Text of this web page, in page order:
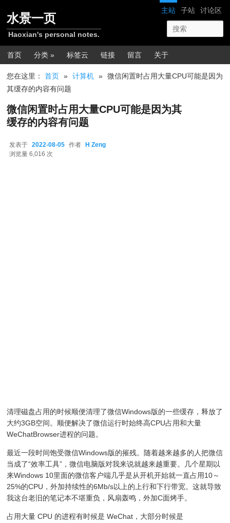
网站导航
主站 子站 讨论区
水景一页
Haoxian's personal notes.
主菜单
首页 分类 » 标签云 链接 留言 关于
您在这里：首页 » 计算机 » 微信闲置时占用大量CPU可能是因为
其缓存的内容有问题
微信闲置时占用大量CPU可能是因为其
缓存的内容有问题
发表于 2022-08-05 作者 H Zeng
浏览量 6,016 次
清理磁盘占用的时候顺便清理了微信Windows版的一些缓存，释放了
大约3GB空间。顺便解决了微信运行时始终高CPU占用和大量
WeChatBrowser进程的问题。
最近一段时间饱受微信Windows版的摧残。随着越来越多的人把微信
当成了“效率工具”，微信电脑版对我来说就越来越重要。几个星期以
来Windows 10里面的微信客户端几乎是从开机开始就一直占用10～
25%的CPU，外加持续性的6Mb/s以上的上行和下行带宽。这就导致
我这台老旧的笔记本不堪重负，风扇轰鸣，外加C面烤手。
占用大量 CPU 的进程有时候是 WeChat，大部分时候是